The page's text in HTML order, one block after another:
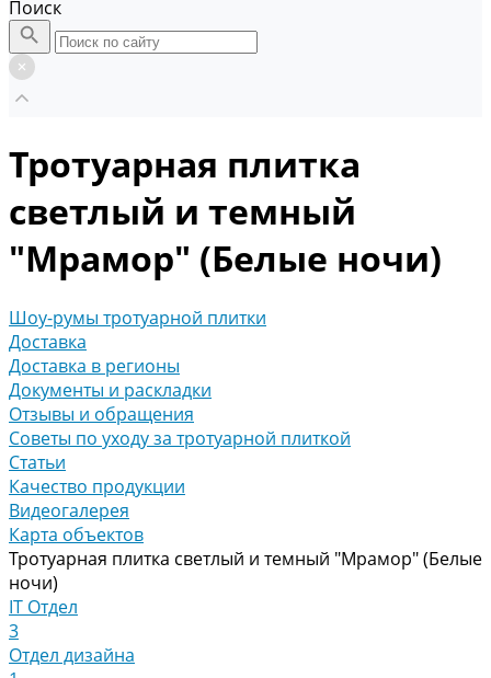
Поиск
Тротуарная плитка
светлый и темный
"Мрамор" (Белые ночи)
Шоу-румы тротуарной плитки
Доставка
Доставка в регионы
Документы и раскладки
Отзывы и обращения
Советы по уходу за тротуарной плиткой
Статьи
Качество продукции
Видеогалерея
Карта объектов
Тротуарная плитка светлый и темный "Мрамор" (Белые
ночи)
IT Отдел
3
Отдел дизайна